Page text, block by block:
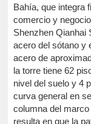
Bahía, que integra
comercio y
Shenzhen Qianhai
acero del sótano y
acero de
la torre tiene 62
nivel del suelo y 4
curva general en
columna del
resulta en que la